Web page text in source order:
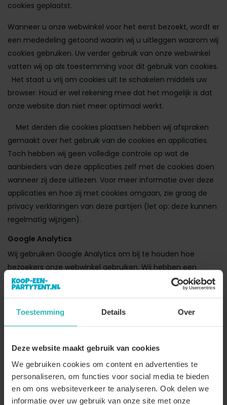
Toestemming Details Over
Deze website maakt gebruik van cookies
We gebruiken cookies om content en advertenties te
personaliseren, om functies voor social media te bieden
en om ons websiteverkeer te analyseren. Ook delen we
informatie over uw gebruik van onze site met onze
cookies geplaatst.
Wanneer u onze webwinkel voor het eerst bezoekt, wordt er
een mededeling getoond waarin wij u uitleggen waarom wij
cookies gebruiken. Uw verder gebruik van onze webwinkel
vatten wij op als toestemming voor dit gebruik van cookies.
Het staat u vrij om cookies uit te schakelen middels uw
browser. Houd er wel rekening mee dat het mogelijk is dat
onze website dan niet meer optimaal werkt.
Met derden die cookies plaatsen hebben wij afspraken
gemaakt over het gebruik van de cookies en applicaties.
Toch hebben wij geen volledige controle op wat de
aanbieders van deze applicaties zelf met de cookies doen
wanneer zij deze uitlezen. Voor meer informatie over deze
applicaties en hoe zij met cookies omgaan, zie graag de
privacy verklaringen van deze partijen (let op: deze kunnen
regelmatig wijzigen).
Google Analytics
Wij gebruiken Google Analytics om bij te houden hoe
bezoekers onze webwinkel gebruiken. Wij hebben een
bewerkersovereenkomst met Google gesloten om
afspraken te maken over de omgang met onze data.
Verder hebben wij Google niet toegestaan de verkregen
Beveiliging
Wij nemen beveiligingsmaatregelen om misbruik van en
ongeautoriseerde toegang tot persoonsgegevens te
beperken.